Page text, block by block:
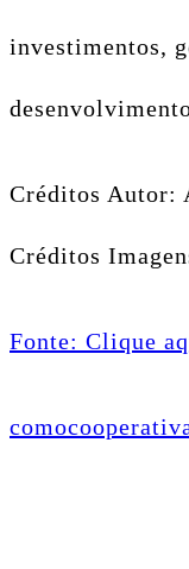
investimentos,
Créditos Autor:
Créditos
Fonte: Clique
como